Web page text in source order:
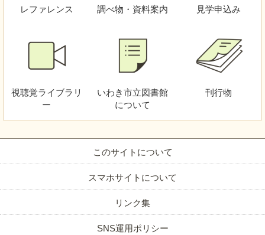
レファレンス 調べ物・資料案内 見学申込み
視聴覚ライブラリ
ー
いわき市立図書館
について
刊行物
このサイトについて
スマホサイトについて
リンク集
SNS運用ポリシー